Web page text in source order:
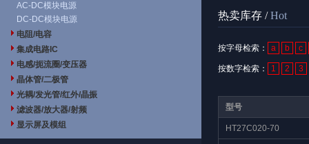
AC-DC模块电源
DC-DC模块电源
电阻/电容
集成电路IC
电感/扼流圈/变压器
晶体管/二极管
光耦/发光管/红外/晶振
滤波器/放大器/射频
显示屏及模组
热卖库存 /Hot
按字母检索： a b c
按数字检索： 1 2 3
型号
HT27C020-70